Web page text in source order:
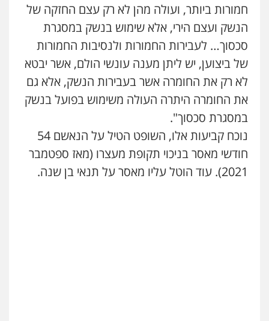
חמורות ביותר, ועולה מהן לא רק עצם החזקה של
הנשק ועצם הירי, אלא שימוש בנשק במסגרת
סכסוך… לעבירות החמורות ולנסיבות החמורות
של ביצוען, יש ליתן מענה עונשי הולם, אשר יבטא
לא רק את החומרה אשר בעבירות הנשק, אלא גם
את החומרה היתרה העולה משימוש בפועל בנשק
במסגרת סכסוך".
נוכח קביעות אלו, השופט הטיל על הנאשם 54
חודשי מאסר בניכוי תקופת מעצרו (מאז ספטמבר
2021). עוד הוטל עליו מאסר על תנאי בן שנה.